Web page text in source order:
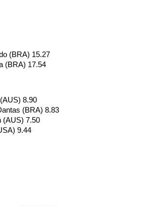
(BRA) 15.27
(BRA) 17.54
8.90
(BRA) 8.83
(AUS) 7.50
9.44